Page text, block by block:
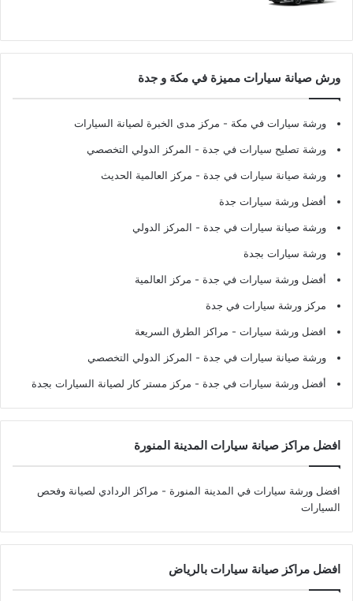
ورش صيانة سيارات مميزة في مكة و جدة
ورشة سيارات في مكة - مركز مدى الخبرة لصيانة السيارات
ورشة تصليح سيارات في جدة - المركز الدولي التخصصي
ورشة صيانة سيارات في جدة - مركز العالمية الحديث
أفضل ورشة سيارات جدة
ورشة صيانة سيارات في جدة - المركز الدولي
ورشة سيارات بجدة
أفضل ورشة سيارات في جدة - مركز العالمية
مركز ورشة سيارات في جدة
افضل ورشة سيارات - مراكز الطرق السريعة
ورشة صيانة سيارات في جدة - المركز الدولي التخصصي
أفضل ورشة سيارات في جدة - مركز مستر كار لصيانة السيارات بجدة
افضل مراكز صيانة سيارات المدينة المنورة
افضل ورشة سيارات في المدينة المنورة - مراكز الردادي لصيانة وفحص
السيارات
افضل مراكز صيانة سيارات بالرياض